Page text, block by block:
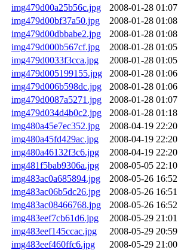
img479d00a25b56c.jpg
2008-01-28 01:07
img479d00bf37a50.jpg
2008-01-28 01:08
img479d00dbbabe2.jpg
2008-01-28 01:08
img479d000b567cf.jpg
2008-01-28 01:05
img479d0033f3cca.jpg
2008-01-28 01:05
img479d005199155.jpg
2008-01-28 01:06
img479d006b598dc.jpg
2008-01-28 01:06
img479d0087a5271.jpg
2008-01-28 01:07
img479d034d4b0c2.jpg
2008-01-28 01:18
img480a45e7ec352.jpg
2008-04-19 22:20
img480a45fd429ac.jpg
2008-04-19 22:20
img480a46132f3c6.jpg
2008-04-19 22:20
img481f5bab9306a.jpg
2008-05-05 22:10
img483ac0a685894.jpg
2008-05-26 16:52
img483ac06b5dc26.jpg
2008-05-26 16:51
img483ac08466768.jpg
2008-05-26 16:52
img483eef7cb61d6.jpg
2008-05-29 21:01
img483eef145ccac.jpg
2008-05-29 20:59
img483eef460ffc6.jpg
2008-05-29 21:00